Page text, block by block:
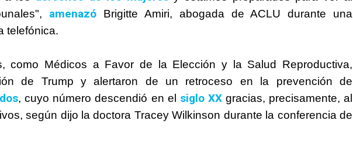
amenazó Brigitte Amiri, abogada de ACLU durante una
telefónica.
como Médicos a Favor de la Elección y la Salud Reproductiva,
de Trump y alertaron de un retroceso en la prevención de
, cuyo número descendió en el siglo XXgracias, precisamente, al
según dijo la doctora Tracey Wilkinson durante la conferencia de